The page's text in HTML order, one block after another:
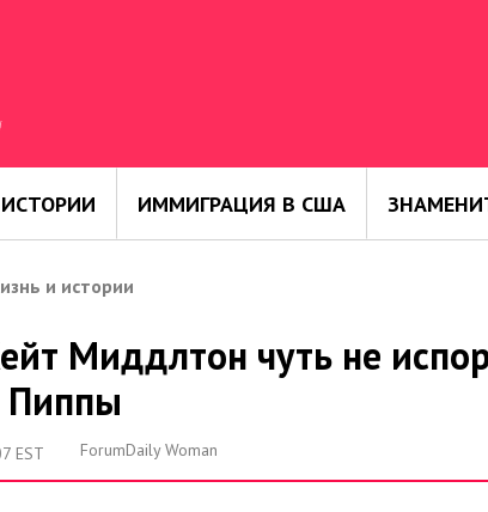
ИММИГРАЦИЯ В США
и истории
Миддлтон чуть не
Пиппы
EST ForumDaily Woman